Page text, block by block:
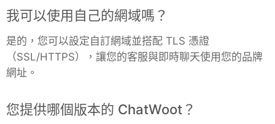
InfluxDB
Kafka
我可以使用自己的網域嗎？
是的，您可以設定自訂網域並搭配 TLS 憑證
（SSL/HTTPS），讓您的客服與即時聊天使用您的品牌
網址。
您提供哪個版本的 ChatWoot？